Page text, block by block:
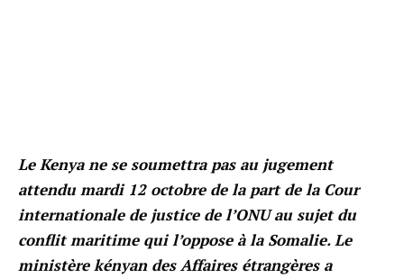
Le Kenya ne se soumettra pas au jugement
attendu mardi 12 octobre de la part de la Cour
internationale de justice de l’ONU au sujet du
conflit maritime qui l’oppose à la Somalie. Le
ministère kényan des Affaires étrangères a